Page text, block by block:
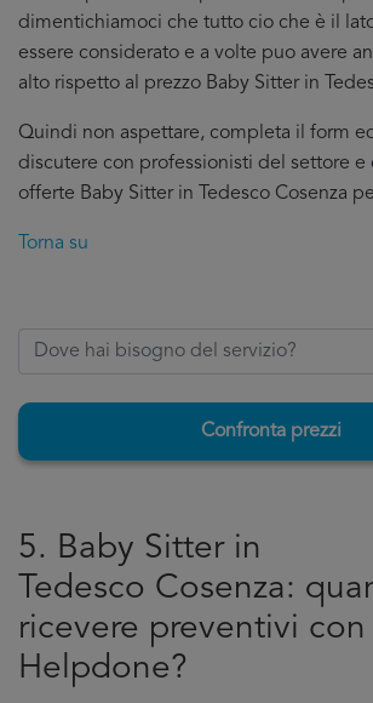
dimentichiamoci che tutto cio che è il
essere considerato e a volte puo avere
alto rispetto al prezzo Baby Sitter in
Quindi non aspettare, completa il form
discutere con professionisti del settore e
offerte Baby Sitter in Tedesco Cosenza
Torna su
Confronta prezzi
5. Baby Sitter in
Tedesco Cosenza:
ricevere preventivi con
Helpdone?